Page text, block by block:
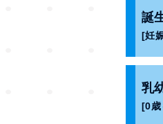
誕
[妊
乳
[0歳